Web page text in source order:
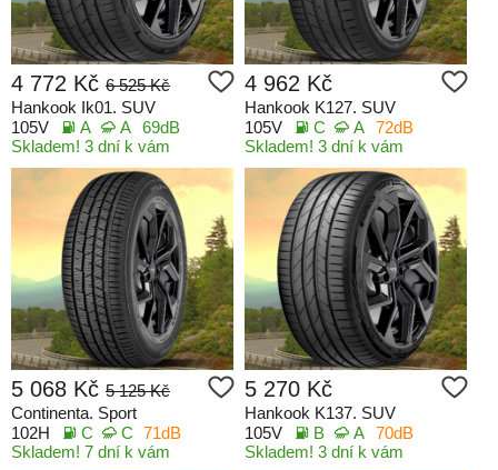
4 772 Kč 6 525 Kč
Hankook Ik01. SUV
105V
A A 69dB
Skladem! 3 dní k vám
4 962 Kč
Hankook K127. SUV
105V
C A 72dB
Skladem! 3 dní k vám
5 068 Kč 5 125 Kč
Continenta. Sport
102H
C C 71dB
Skladem! 7 dní k vám
5 270 Kč
Hankook K137. SUV
105V
B A 70dB
Skladem! 3 dní k vám